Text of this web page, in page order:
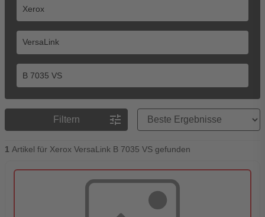
Filtern tune
Preisreihenfolge
1 Artikel für Xerox VersaLink B 7035 VS gefunden